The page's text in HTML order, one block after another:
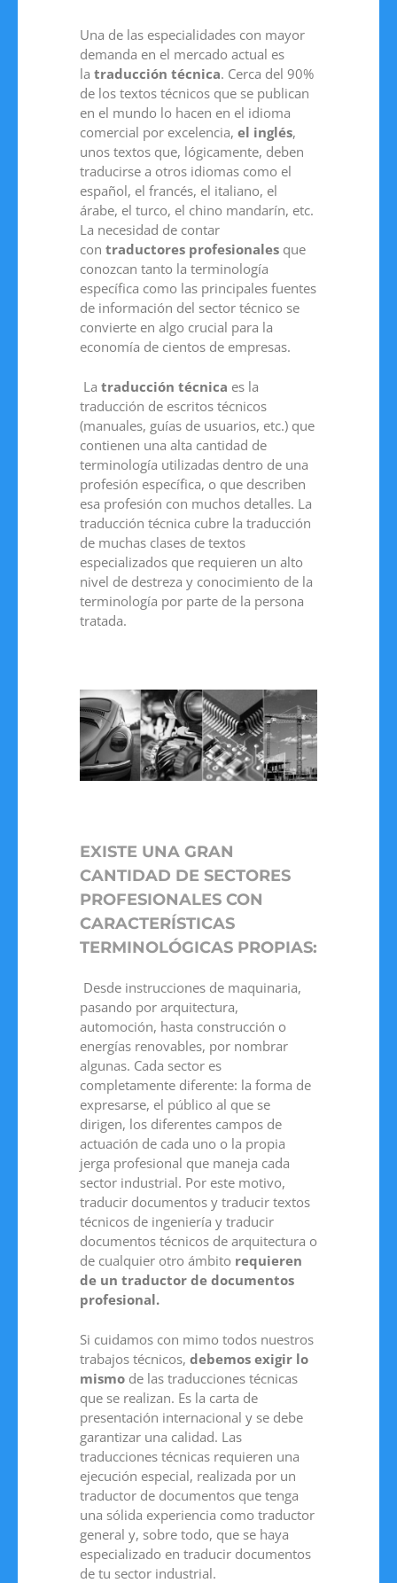
Una de las especialidades con mayor
demanda en el mercado actual es
la traducción técnica. Cerca del 90%
de los textos técnicos que se publican
en el mundo lo hacen en el idioma
comercial por excelencia, el inglés,
unos textos que, lógicamente, deben
traducirse a otros idiomas como el
español, el francés, el italiano, el
árabe, el turco, el chino mandarín, etc.
La necesidad de contar
con traductores profesionales que
conozcan tanto la terminología
específica como las principales fuentes
de información del sector técnico se
convierte en algo crucial para la
economía de cientos de empresas.
La traducción técnica es la
traducción de escritos técnicos
(manuales, guías de usuarios, etc.) que
contienen una alta cantidad de
terminología utilizadas dentro de una
profesión específica, o que describen
esa profesión con muchos detalles. La
traducción técnica cubre la traducción
de muchas clases de textos
especializados que requieren un alto
nivel de destreza y conocimiento de la
terminología por parte de la persona
tratada.
EXISTE UNA GRAN
CANTIDAD DE SECTORES
PROFESIONALES CON
CARACTERÍSTICAS
TERMINOLÓGICAS PROPIAS:
Desde instrucciones de maquinaria,
pasando por arquitectura,
automoción, hasta construcción o
energías renovables, por nombrar
algunas. Cada sector es
completamente diferente: la forma de
expresarse, el público al que se
dirigen, los diferentes campos de
actuación de cada uno o la propia
jerga profesional que maneja cada
sector industrial. Por este motivo,
traducir documentos y traducir textos
técnicos de ingeniería y traducir
documentos técnicos de arquitectura o
de cualquier otro ámbito requieren
de un traductor de documentos
profesional.
Si cuidamos con mimo todos nuestros
trabajos técnicos, debemos exigir lo
mismo de las traducciones técnicas
que se realizan. Es la carta de
presentación internacional y se debe
garantizar una calidad. Las
traducciones técnicas requieren una
ejecución especial, realizada por un
traductor de documentos que tenga
una sólida experiencia como traductor
general y, sobre todo, que se haya
especializado en traducir documentos
de tu sector industrial.